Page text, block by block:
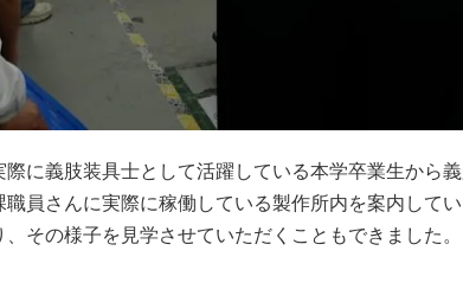
に義肢装具士として活躍している本学卒業生から
員さんに実際に稼働している製作所内を案内して
その様子を見学させていただくこともできました。